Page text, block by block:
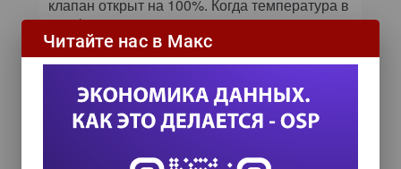
клапан открыт на 100%. Когда температура в
шкафу падает, сначала снижается частота
вращения вентиляторов, а затем
корректируется водяной контур.
Читайте нас в Макс